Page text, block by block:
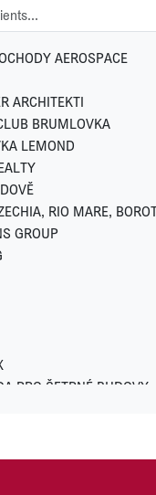
AEROSPACE
ARCHITEKTI
BRUMLOVKA
LEMOND
RIO MARE,
GROUP
PRO ŠETRNÉ BUDOVY